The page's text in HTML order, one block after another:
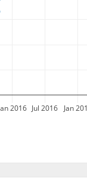
2016 Jul 2016 Jan